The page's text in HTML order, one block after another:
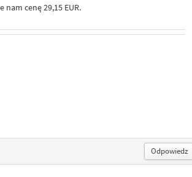
cenę 29,15 EUR.
Odpowiedz